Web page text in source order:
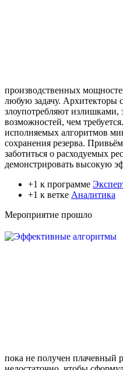
производственных
любую задачу. Архитекторы
злоупотребляют излишками,
возможностей, чем
исполняемых алгоритмов
сохранения резерва.
заботиться о расходуемых
демонстрировать высокую
+1 к программе
+1 к ветке Аналитика
Мероприятие прошло
пока не получен плачевный